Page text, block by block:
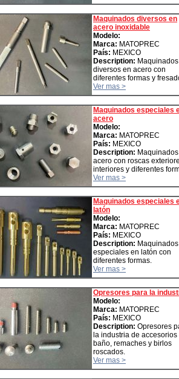
Maquinados diversos en
acero inoxidable
Modelo:
Marca: MATOPREC
País: MEXICO
Description: Maquinados
diversos en acero con
diferentes formas y
Ver mas >
Maquinados especiales
acero
Modelo:
Marca: MATOPREC
País: MEXICO
Description:
acero con roscas
interiores y diferentes
Ver mas >
Maquinados especiales
latón
Modelo:
Marca: MATOPREC
País: MEXICO
Description: Maquinados
especiales en latón con
diferentes formas.
Ver mas >
Opresores para la
Modelo:
Marca: MATOPREC
País: MEXICO
Description: Opresores
la industria de accesorios
baño, remaches y birlos
roscados.
Ver mas >